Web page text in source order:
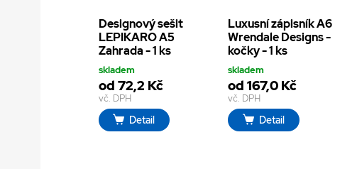
Designový sešit
LEPIKARO A5
Zahrada - 1 ks
skladem
od 72,2 Kč
vč. DPH
Detail
Luxusní zápisník A6
Wrendale Designs -
kočky - 1 ks
skladem
od 167,0 Kč
vč. DPH
Detail